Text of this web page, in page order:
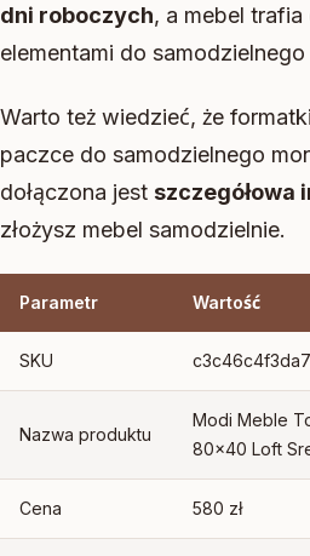
dni roboczych, a mebel
elementami do samodzielnego
Warto też wiedzieć, że
paczce do samodzielnego
dołączona jest szczegółowa
złożysz mebel samodzielnie.
Parametr Wartość
SKU c3c46c4f3da7
Nazwa produktu
Modi Meble
80×40 Loft
Cena 580 zł